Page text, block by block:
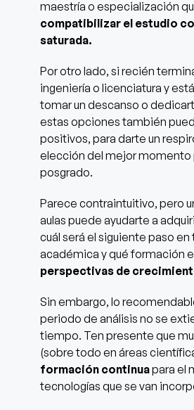
maestría o especialización
compatibilizar el estudio
saturada.
Por otro lado, si recién
ingeniería o licenciatura y
tomar un descanso o
estas opciones también
positivos, para darte un
elección del mejor momento
posgrado.
Parece contraintuitivo, pero
aulas puede ayudarte a
cuál será el siguiente paso
académica y qué formación
perspectivas de
Sin embargo, lo
periodo de análisis no se
tiempo. Ten presente que
(sobre todo en áreas
formación continuapara el
tecnologías que se van